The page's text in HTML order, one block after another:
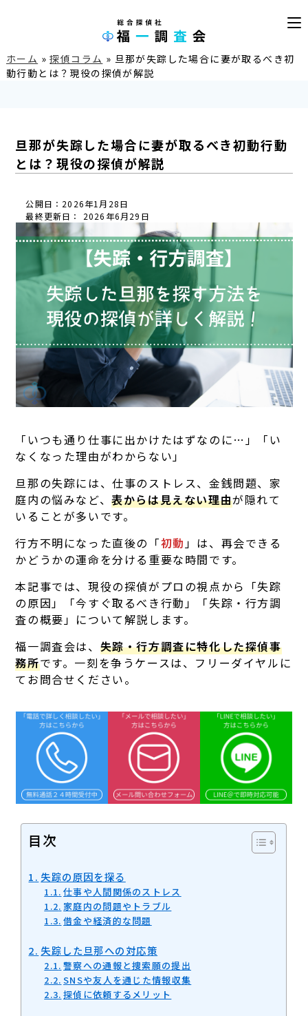
ホーム »探偵コラム » 旦那が失踪した場合に妻が取るべき初
動行動とは？現役の探偵が解説
旦那が失踪した場合に妻が取るべき初動行動
とは？現役の探偵が解説
公開日：2026年1月28日
最終更新日： 2026年6月29日
「いつも通り仕事に出かけたはずなのに…」「い
なくなった理由がわからない」
旦那の失踪には、仕事のストレス、金銭問題、家
庭内の悩みなど、表からは見えない理由が隠れて
いることが多いです。
行方不明になった直後の「初動」は、再会できる
かどうかの運命を分ける重要な時間です。
本記事では、現役の探偵がプロの視点から「失踪
の原因」「今すぐ取るべき行動」「失踪・行方調
査の概要」について解説します。
福一調査会は、 失踪・行方調査に特化した探偵事
務所です。一刻を争うケースは、フリーダイヤルに
てお問合せください。
目次
失踪の原因を探る
仕事や人間関係のストレス
家庭内の問題やトラブル
借金や経済的な問題
失踪した旦那への対応策
警察への通報と捜索願の提出
SNSや友人を通じた情報収集
探偵に依頼するメリット